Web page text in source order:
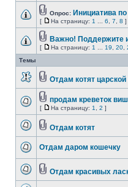
Опрос: Инициатива
[ На страницу: 1 6 7 8 ]
Важно! Поддержите
[ На страницу: 1 19 20
Темы
Отдам котят
продам креветок
[ На страницу: 1 2 ]
Отдам котят
Отдам даром кошечку
Отдам красивых